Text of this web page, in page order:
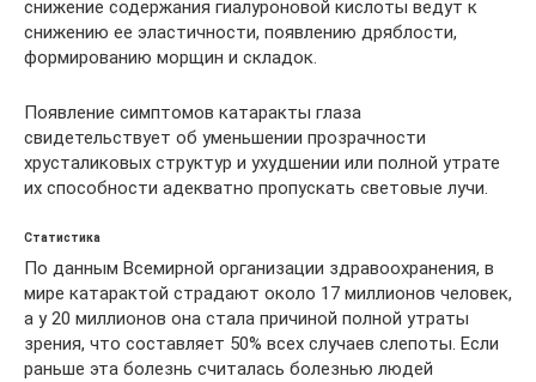
снижение содержания гиалуроновой кислоты ведут к
снижению ее эластичности, появлению дряблости,
формированию морщин и складок.
Появление симптомов катаракты глаза
свидетельствует об уменьшении прозрачности
хрусталиковых структур и ухудшении или полной утрате
их способности адекватно пропускать световые лучи.
Статистика
По данным Всемирной организации здравоохранения, в
мире катарактой страдают около 17 миллионов человек,
а у 20 миллионов она стала причиной полной утраты
зрения, что составляет 50% всех случаев слепоты. Если
раньше эта болезнь считалась болезнью людей